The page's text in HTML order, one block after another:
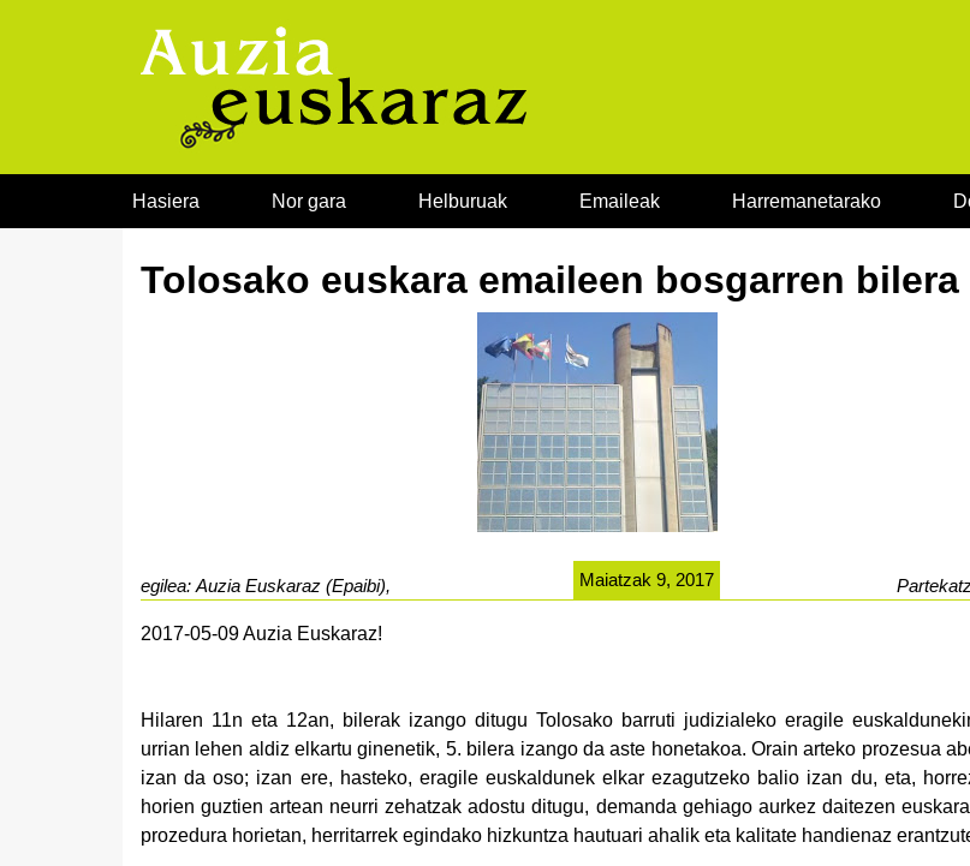
Hasiera Nor gara Helburuak Emaileak Harremanetarako
Tolosako euskara emaileen bosgarren bilera
egilea: Auzia Euskaraz (Epaibi), Maiatzak 9, 2017
2017-05-09 Auzia Euskaraz!
Hilaren 11n eta 12an, bilerak izango ditugu Tolosako barruti judizialeko eragile
urrian lehen aldiz elkartu ginenetik, 5. bilera izango da aste honetakoa. Orain arteko prozesua
izan da oso; izan ere, hasteko, eragile euskaldunek elkar ezagutzeko balio izan du, eta,
horien guztien artean neurri zehatzak adostu ditugu, demanda gehiago aurkez daitezen
prozedura horietan, herritarrek egindako hizkuntza hautuari ahalik eta kalitate handienaz